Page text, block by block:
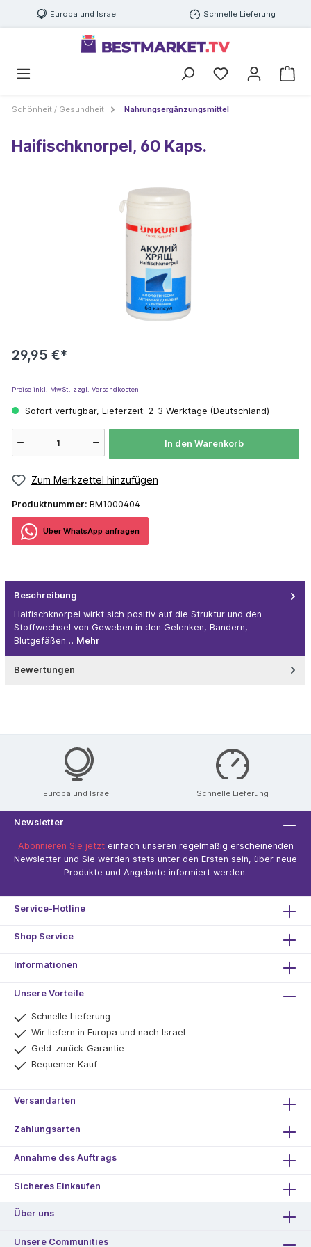
Europa und Israel Schnelle Lieferung
Schönheit / Gesundheit Nahrungsergänzungsmittel
Haifischknorpel, 60 Kaps.
29,95 €*
Preise inkl. MwSt. zzgl. Versandkosten
Sofort verfügbar, Lieferzeit: 2-3 Werktage (Deutschland)
In den Warenkorb
Zum Merkzettel hinzufügen
Produktnummer: BM1000404
Über WhatѕApp anfragеn
Beschreibung
Haifischknorpel wirkt sich positiv auf die Struktur und den
Stoffwechsel von Geweben in den Gelenken, Bändern,
Blutgefäßen… Mehr
Bewertungen
Europa und Israel Schnelle Lieferung
Newsletter
Abonnieren Sie jetzteinfach unseren regelmäßig erscheinenden
Newsletter und Sie werden stets unter den Ersten sein, über neue
Produkte und Angebote informiert werden.
Service-Hotline
Shop Service
Informationen
Unsere Vorteile
Schnelle Lieferung
Wir liefern in Europa und nach Israel
Geld-zurück-Garantie
Bequemer Kauf
Versandarten
Zahlungsarten
Annahme des Auftrags
Sicheres Einkaufen
Über uns
Unsere Communities